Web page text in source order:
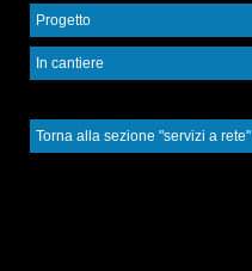
Progetto
In cantiere
Torna alla sezione "servizi a rete"